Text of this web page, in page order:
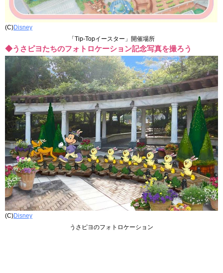
(C)Disney
「Tip-Topイースター」開催場所
◆うさピヨたちのフォトロケーション記念写真を撮ろう
(C)Disney
うさピヨのフォトロケーション